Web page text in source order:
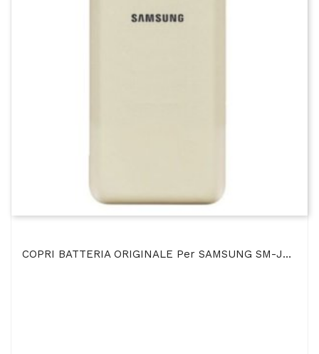
COPRI BATTERIA ORIGINALE Per SAMSUNG SM-J500 GALAXY J5 COLORE ORO BULK